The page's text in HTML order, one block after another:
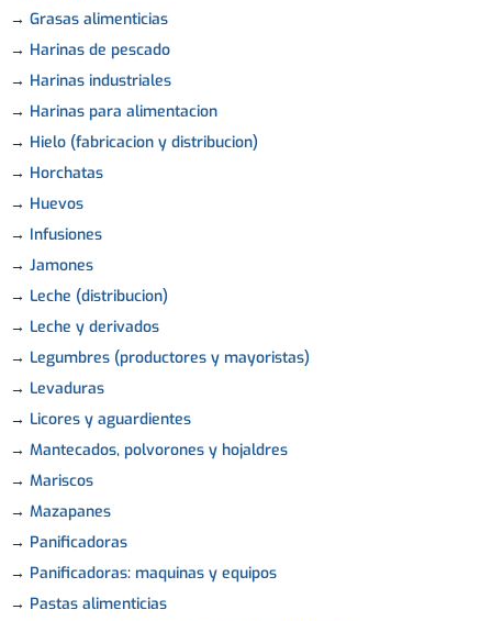
→ Grasas alimenticias
→ Harinas de pescado
→ Harinas industriales
→ Harinas para alimentacion
→ Hielo (fabricacion y distribucion)
→ Horchatas
→ Huevos
→ Infusiones
→ Jamones
→ Leche (distribucion)
→ Leche y derivados
→ Legumbres (productores y mayoristas)
→ Levaduras
→ Licores y aguardientes
→ Mantecados, polvorones y hojaldres
→ Mariscos
→ Mazapanes
→ Panificadoras
→ Panificadoras: maquinas y equipos
→ Pastas alimenticias